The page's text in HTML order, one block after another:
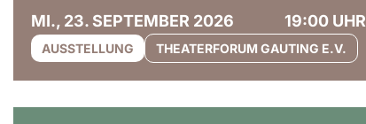
MI., 23. SEPTEMBER 2026 19:00 UHR
AUSSTELLUNG THEATERFORUM GAUTING E.V.